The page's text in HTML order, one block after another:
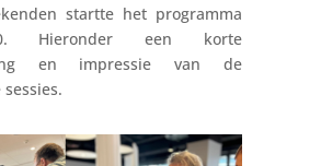
startte het programma
Hieronder een korte
en impressie van de